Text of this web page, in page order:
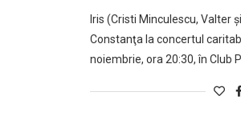
Iris (Cristi Minculescu, Valter
Constanţa la concertul
noiembrie, ora 20:30, în Club